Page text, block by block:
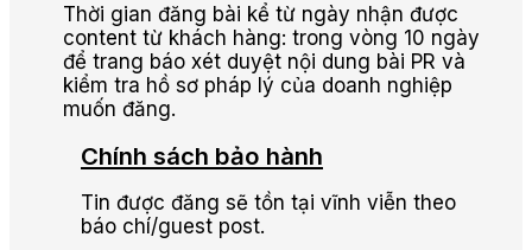
Thời gian đăng bài kể từ ngày nhận được
content từ khách hàng: trong vòng 10 ngày
để trang báo xét duyệt nội dung bài PR và
kiểm tra hồ sơ pháp lý của doanh nghiệp
muốn đăng.
Chính sách bảo hành
Tin được đăng sẽ tồn tại vĩnh viễn theo
báo chí/guest post.